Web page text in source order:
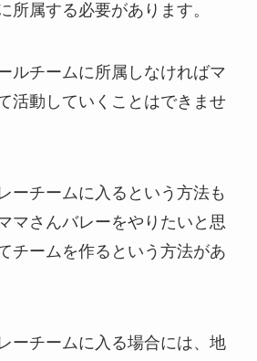
所属する必要があります。
ルチームに所属しなければマ
活動していくことはできませ
ーチームに入るという方法も
マさんバレーをやりたいと思
チームを作るという方法があ
ーチームに入る場合には、地